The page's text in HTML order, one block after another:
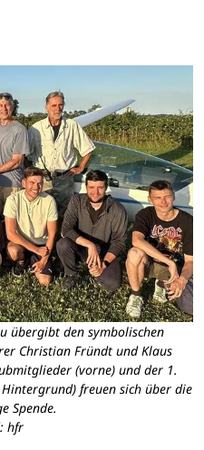
übergibt den symbolischen
Christian Fründt und Klaus
(vorne) und der 1.
freuen sich über die
Spende.
hfr